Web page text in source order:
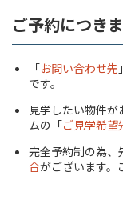
ご予約につき
「お問い合わせ先
です。
見学したい物件
ムの「ご見学希望
完全予約制の為、
合がございます。